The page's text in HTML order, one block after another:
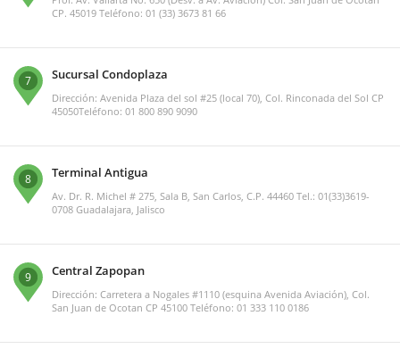
CP. 45019 Teléfono: 01 (33) 3673 81 66
7 Sucursal Condoplaza
Dirección: Avenida Plaza del sol #25 (local 70), Col. Rinconada del Sol CP
45050Teléfono: 01 800 890 9090
8 Terminal Antigua
Av. Dr. R. Michel # 275, Sala B, San Carlos, C.P. 44460 Tel.: 01(33)3619-
0708 Guadalajara, Jalisco
9 Central Zapopan
Dirección: Carretera a Nogales #1110 (esquina Avenida Aviación), Col.
San Juan de Ocotan CP 45100 Teléfono: 01 333 110 0186